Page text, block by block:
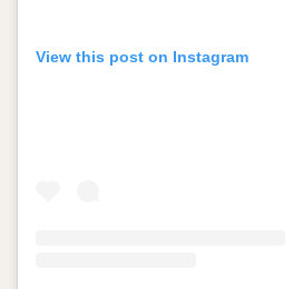
View this post on Instagram